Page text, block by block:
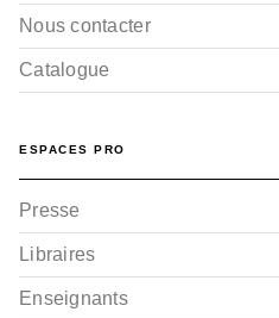
Des gréements et des
15/05/2024
Nous contacter
Catalogue
ESPACES PRO
Presse
Libraires
Enseignants